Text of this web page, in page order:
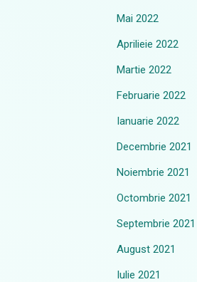
Mai 2022
Aprilieie 2022
Martie 2022
Februarie 2022
Ianuarie 2022
Decembrie 2021
Noiembrie 2021
Octombrie 2021
Septembrie 2021
August 2021
Iulie 2021